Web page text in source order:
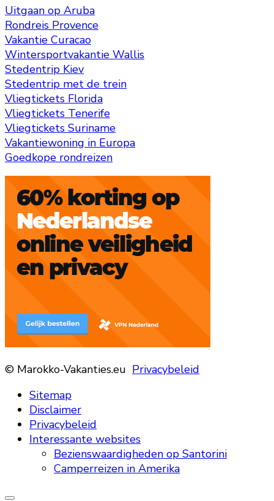
Uitgaan op Aruba
Rondreis Provence
Vakantie Curacao
Wintersportvakantie Wallis
Stedentrip Kiev
Stedentrip met de trein
Vliegtickets Florida
Vliegtickets Tenerife
Vliegtickets Suriname
Vakantiewoning in Europa
Goedkope rondreizen
© Marokko-Vakanties.eu Privacybeleid
Sitemap
Disclaimer
Privacybeleid
Interessante websites
Bezienswaardigheden op Santorini
Camperreizen in Amerika